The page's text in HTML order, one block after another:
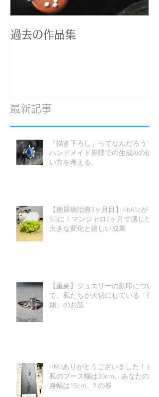
過去の作品集
最新記事
「描き下ろし」ってなんだろう？
ハンドメイド界隈での生成AIの使
い方を考える。
【糖尿病治療3ヶ月目】HbA1cが
5.0に！マンジャロ2ヶ月で感じた
大きな変化と嬉しい成果
【重要】ジュエリーの刻印につい
て。私たちが大切にしている「信
頼」のお話
HMJありがとうございました！＆
私のブース幅は30cm、あなたの
身幅は15cm…？の巻